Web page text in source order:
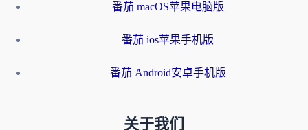
番茄 macOS苹果电脑版
番茄 ios苹果手机版
番茄 Android安卓手机版
关于我们